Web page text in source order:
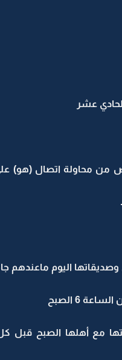
عشر
من محاولة اتصال (هو)
اليوم ماعندهم
6 الصبح
مع أهلها الصبح قبل